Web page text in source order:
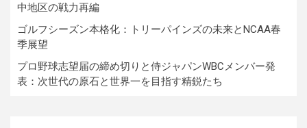
中地区の戦力再編
ゴルフシーズン本格化：トリーパインズの未来とNCAA春
季展望
プロ野球志望届の締め切りと侍ジャパンWBCメンバー発
表：次世代の原石と世界一を目指す精鋭たち